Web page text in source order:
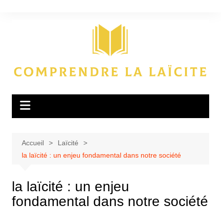
Accueil
Laïcité
la laïcité : un enjeu fondamental dans notre société
la laïcité : un enjeu
fondamental dans notre société